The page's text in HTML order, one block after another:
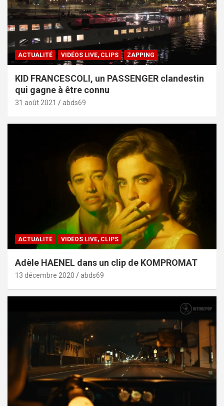
ACTUALITÉ VIDÉOS LIVE, CLIPS ZAPPING
KID FRANCESCOLI, un PASSENGER clandestin
qui gagne à être connu
31 août 2021 abds69
ACTUALITÉ VIDÉOS LIVE, CLIPS
Adèle HAENEL dans un clip de KOMPROMAT
13 décembre 2020 abds69